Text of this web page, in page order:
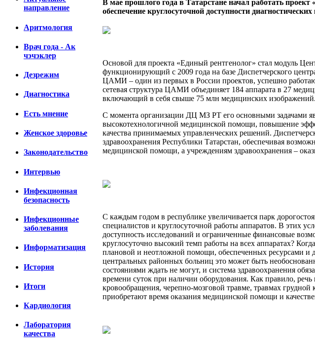
направление
Аритмология
Врач года - Ак
чэчэклер
Дезрежим
Диагностика
Есть мнение
Женское здоровье
Законодательство
Интервью
Инфекционная
безопасность
Инфекционные
заболевания
Информатизация
История
Итоги
Кардиология
Лаборатория
качества
В мае прошлого года в Татарстане начал работать
обеспечение круглосуточной доступности
Основой для проекта «Единый рентгенолог» стал модуль
функционирующий с 2009 года на базе Диспетчерского
ЦАМИ – один из первых в России проектов, успешно
сетевая структура ЦАМИ объединяет 184 аппарата в 27
включающий в себя свыше 75 млн медицинских изображений.
С момента организации ДЦ МЗ РТ его основными задачами
высокотехнологичной медицинской помощи, повышение
качества принимаемых управленческих решений.
здравоохранения Республики Татарстан, обеспечивая
медицинской помощи, а учреждениям здравоохранения –
С каждым годом в республике увеличивается парк
специалистов и круглосуточной работы аппаратов. В этих
доступность исследований и ограниченные финансовые
круглосуточно высокий темп работы на всех аппаратах?
плановой и неотложной помощи, обеспеченных ресурсами и
центральных районных больниц это может быть
состояниями ждать не могут, и система здравоохранения
времени суток при наличии оборудования. Как правило,
кровообращения, черепно-мозговой травме, травмах
приобретают время оказания медицинской помощи и